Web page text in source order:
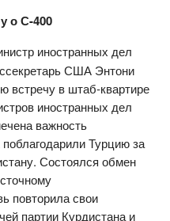
о С-400
иностранных дел
США Энтони
встречу в штаб-квартире
иностранных дел
важность
Турцию за
Состоялся обмен
повторила свои
партии Курдистана и